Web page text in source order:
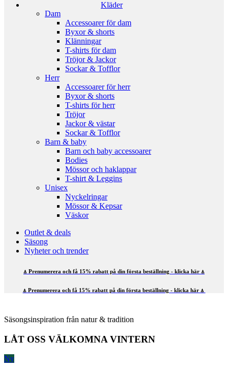
Kläder
Dam
Accessoarer för dam
Byxor & shorts
Klänningar
T-shirts för dam
Tröjor & Jackor
Sockar & Tofflor
Herr
Accessoarer för herr
Byxor & shorts
T-shirts för herr
Tröjor
Jackor & västar
Sockar & Tofflor
Barn & baby
Barn och baby accessoarer
Bodies
Mössor och haklappar
T-shirt & Leggins
Unisex
Nyckelringar
Mössor & Kepsar
Väskor
Outlet & deals
Säsong
Nyheter och trender
⍋ Prenumerera och få 15% rabatt på din första beställning - klicka här ⍋
⍋ Prenumerera och få 15% rabatt på din första beställning - klicka här ⍋
Säsongsinspiration från natur & tradition
LÅT OSS VÄLKOMNA VINTERN
Ny